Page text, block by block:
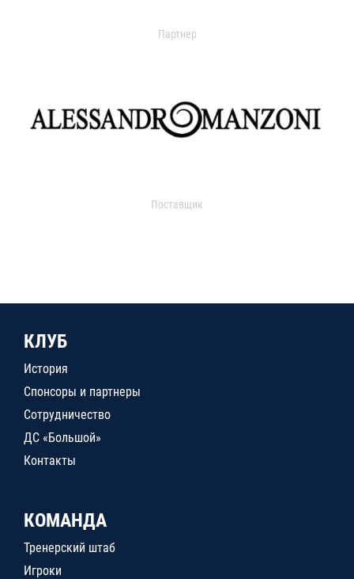
Партнер
Поставщик
КЛУБ
История
Спонсоры и партнеры
Сотрудничество
ДС «Большой»
Контакты
КОМАНДА
Тренерский штаб
Игроки